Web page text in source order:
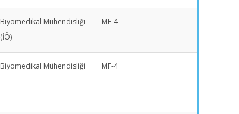
Biyomedikal Mühendisliği
(İÖ)
MF-4
Biyomedikal Mühendisliği MF-4